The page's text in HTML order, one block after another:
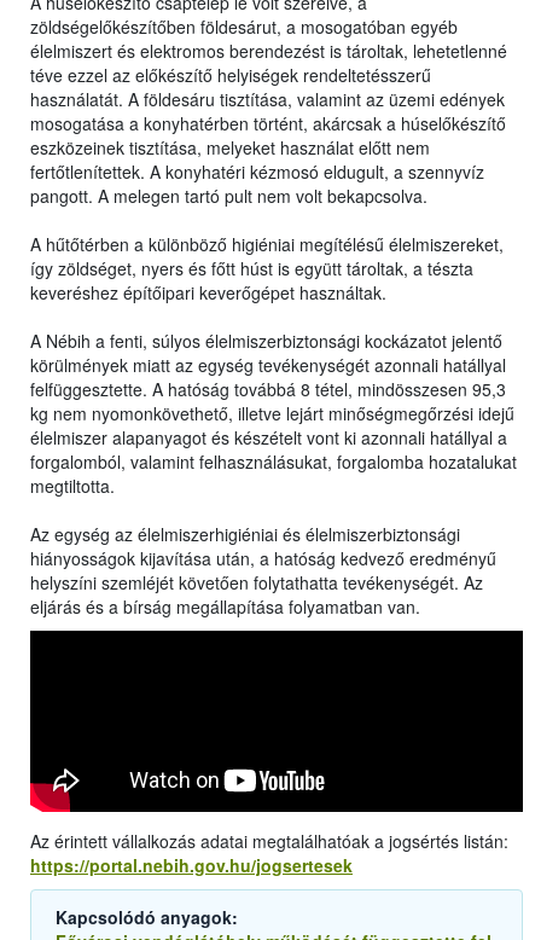
zöldségelőkészítőben földesárut, a mosogatóban egyéb
élelmiszert és elektromos berendezést is tároltak, lehetetlenné
téve ezzel az előkészítő helyiségek rendeltetésszerű
használatát. A földesáru tisztítása, valamint az üzemi edények
mosogatása a konyhatérben történt, akárcsak a húselőkészítő
eszközeinek tisztítása, melyeket használat előtt nem
fertőtlenítettek. A konyhatéri kézmosó eldugult, a szennyvíz
pangott. A melegen tartó pult nem volt bekapcsolva.
A hűtőtérben a különböző higiéniai megítélésű élelmiszereket,
így zöldséget, nyers és főtt húst is együtt tároltak, a tészta
keveréshez építőipari keverőgépet használtak.
A Nébih a fenti, súlyos élelmiszerbiztonsági kockázatot jelentő
körülmények miatt az egység tevékenységét azonnali hatállyal
felfüggesztette. A hatóság továbbá 8 tétel, mindösszesen 95,3
kg nem nyomonkövethető, illetve lejárt minőségmegőrzési idejű
élelmiszer alapanyagot és készételt vont ki azonnali hatállyal a
forgalomból, valamint felhasználásukat, forgalomba hozatalukat
megtiltotta.
Az egység az élelmiszerhigiéniai és élelmiszerbiztonsági
hiányosságok kijavítása után, a hatóság kedvező eredményű
helyszíni szemléjét követően folytathatta tevékenységét. Az
eljárás és a bírság megállapítása folyamatban van.
Az érintett vállalkozás adatai megtalálhatóak a jogsértés listán:
https://portal.nebih.gov.hu/jogsertesek
Kapcsolódó anyagok: